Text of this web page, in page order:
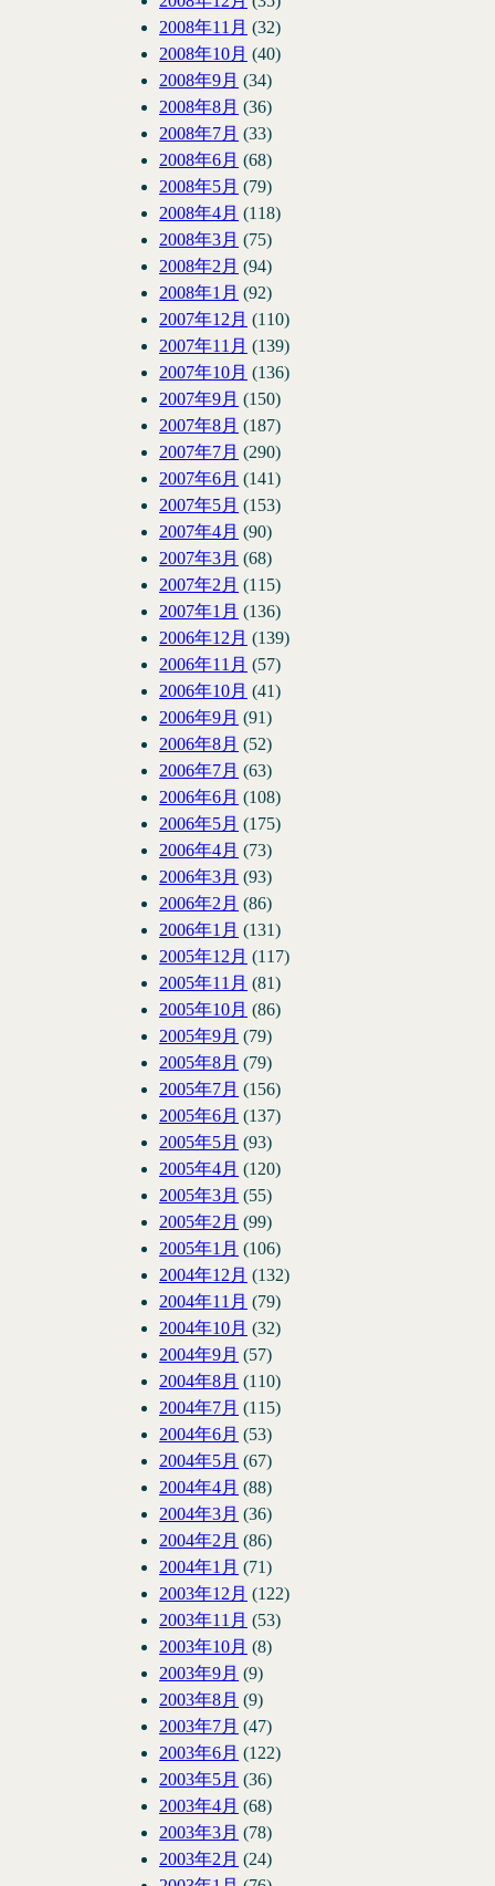
2008年11月 (32)
2008年10月 (40)
2008年9月 (34)
2008年8月 (36)
2008年7月 (33)
2008年6月 (68)
2008年5月 (79)
2008年4月 (118)
2008年3月 (75)
2008年2月 (94)
2008年1月 (92)
2007年12月 (110)
2007年11月 (139)
2007年10月 (136)
2007年9月 (150)
2007年8月 (187)
2007年7月 (290)
2007年6月 (141)
2007年5月 (153)
2007年4月 (90)
2007年3月 (68)
2007年2月 (115)
2007年1月 (136)
2006年12月 (139)
2006年11月 (57)
2006年10月 (41)
2006年9月 (91)
2006年8月 (52)
2006年7月 (63)
2006年6月 (108)
2006年5月 (175)
2006年4月 (73)
2006年3月 (93)
2006年2月 (86)
2006年1月 (131)
2005年12月 (117)
2005年11月 (81)
2005年10月 (86)
2005年9月 (79)
2005年8月 (79)
2005年7月 (156)
2005年6月 (137)
2005年5月 (93)
2005年4月 (120)
2005年3月 (55)
2005年2月 (99)
2005年1月 (106)
2004年12月 (132)
2004年11月 (79)
2004年10月 (32)
2004年9月 (57)
2004年8月 (110)
2004年7月 (115)
2004年6月 (53)
2004年5月 (67)
2004年4月 (88)
2004年3月 (36)
2004年2月 (86)
2004年1月 (71)
2003年12月 (122)
2003年11月 (53)
2003年10月 (8)
2003年9月 (9)
2003年8月 (9)
2003年7月 (47)
2003年6月 (122)
2003年5月 (36)
2003年4月 (68)
2003年3月 (78)
2003年2月 (24)